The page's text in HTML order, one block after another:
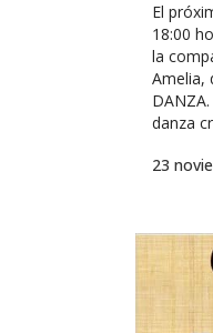
El
18:00
la
Amelia,
danza
23